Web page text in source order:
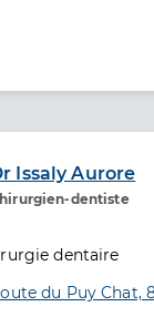
Issaly Aurore
dentiste
dentaire
du Puy Chat,